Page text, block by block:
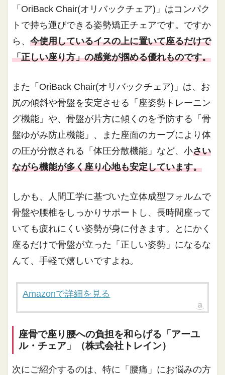
「OriBack Chair(オリバックチェア)」はコンパク
トで持ち運びできる姿勢矯正チェアです。ですか
ら、今使用しているイスの上に置いて座るだけで
「正しい座り方」の感覚が掴める優れものです。
また「OriBack Chair(オリバックチェア)」は、お
尻の傾斜や骨盤を安定させる「座姿勢トレーニン
グ機能」や、骨盤が片方に傾くのを予防する「骨
盤ゆがみ防止機能」、また座面のカーブにより体
の圧が分散される「体圧分散機能」など、小さい
ながら機能が多く座り心地も安定しています。
しかも、人間工学に基づいた立体成型フォルムで
骨盤や腰椎をしっかりサポートし、長時間座って
いても疲れにくい姿勢が身に付きます。とにかく
座るだけで骨盤が立った「正しい姿勢」になるな
んて、手軽で嬉しいですよね。
Amazonで詳細を見る
座骨で座り腰への負担を和らげる「アーユ
ル・チェア」（株式会社トレイン）
次にご紹介するのは、特に「腰痛」にお悩みの方